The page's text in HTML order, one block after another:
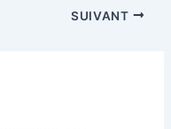
SUIVANT